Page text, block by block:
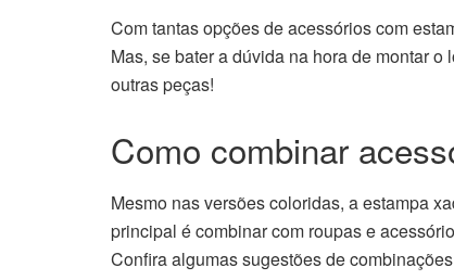
Com tantas opções de acessórios com
Mas, se bater a dúvida na hora de montar
outras peças!
Como combinar
Mesmo nas versões coloridas, a estampa
principal é combinar com roupas e
Confira algumas sugestões de